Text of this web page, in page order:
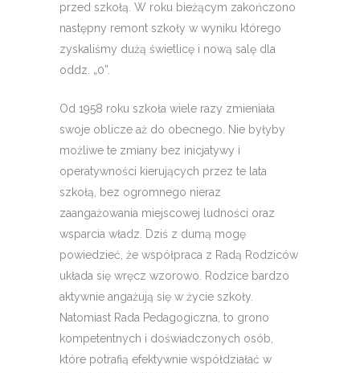
przed szkołą. W roku bieżącym zakończono
następny remont szkoły w wyniku którego
zyskaliśmy dużą świetlicę i nową salę dla
oddz. „0”.
Od 1958 roku szkoła wiele razy zmieniała
swoje oblicze aż do obecnego. Nie byłyby
możliwe te zmiany bez inicjatywy i
operatywności kierujących przez te lata
szkołą, bez ogromnego nieraz
zaangażowania miejscowej ludności oraz
wsparcia władz. Dziś z dumą mogę
powiedzieć, że współpraca z Radą Rodziców
układa się wręcz wzorowo. Rodzice bardzo
aktywnie angażują się w życie szkoły.
Natomiast Rada Pedagogiczna, to grono
kompetentnych i doświadczonych osób,
które potrafią efektywnie współdziałać w